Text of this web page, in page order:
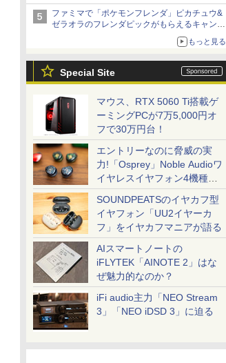
1,500円から受付
ファミマで「ポケモンフレンダ」ピカチュウ&
ゼラオラのフレンダピックがもらえるキャンペ
もっと見る
Special Site
マウス、RTX 5060 Ti搭載ゲ
ーミングPCが7万5,000円オ
フで30万円台！
エントリーなのに脅威の実
力!「Osprey」Noble Audioワ
イヤレスイヤフォン4機種を
一気に聴く
SOUNDPEATSのイヤカフ型
イヤフォン「UU2イヤーカ
フ」をイヤカフマニアが語る
AIスマートノートの
iFLYTEK「AINOTE 2」はな
ぜ魅力的なのか？
iFi audio主力「NEO Stream
3」「NEO iDSD 3」に迫る